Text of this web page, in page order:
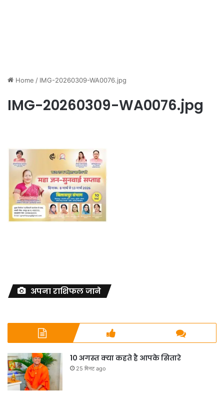
Home / IMG-20260309-WA0076.jpg
IMG-20260309-WA0076.jpg
अपना राशिफल जाने
10 अगस्त क्या कहते है आपके सितारे
25 मिनट ago